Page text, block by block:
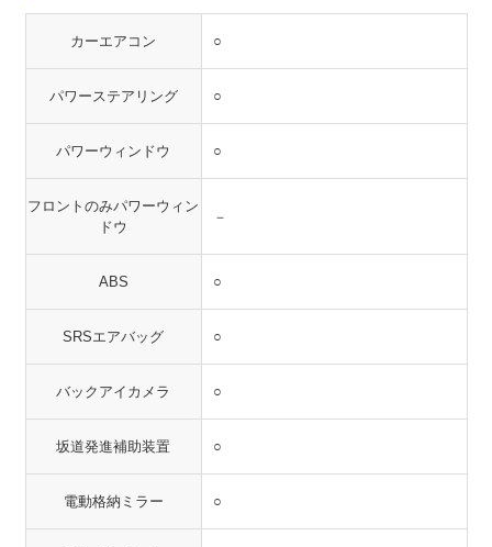
カーエアコン ○
パワーステアリング ○
パワーウィンドウ ○
フロントのみパワーウィン
ドウ
－
ABS ○
SRSエアバッグ ○
バックアイカメラ ○
坂道発進補助装置 ○
電動格納ミラー ○